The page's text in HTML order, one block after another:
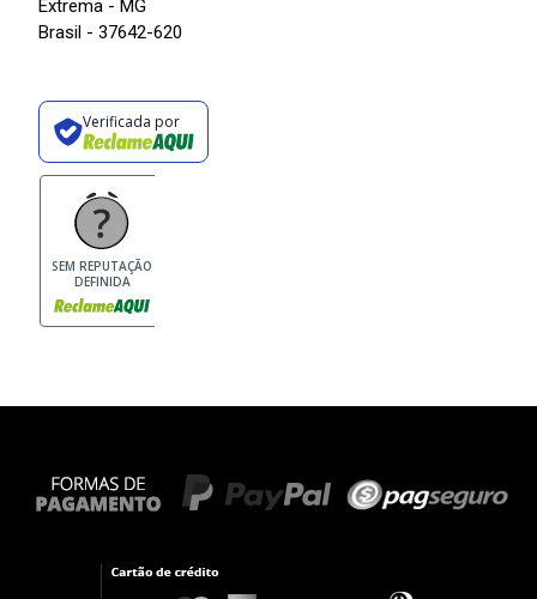
Extrema - MG
Brasil - 37642-620
Verificada por
SEM REPUTAÇÃO
DEFINIDA